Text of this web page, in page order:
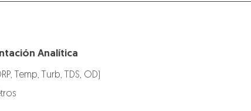
Analítica
Temp, Turb, TDS, OD)